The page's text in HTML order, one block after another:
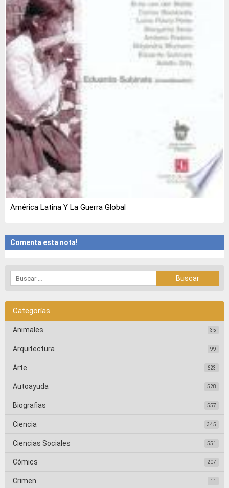
América Latina Y La Guerra Global
Comenta esta nota!
Categorías
Animales 35
Arquitectura 99
Arte 623
Autoayuda 528
Biografias 557
Ciencia 345
Ciencias Sociales 551
Cómics 207
Crimen 11